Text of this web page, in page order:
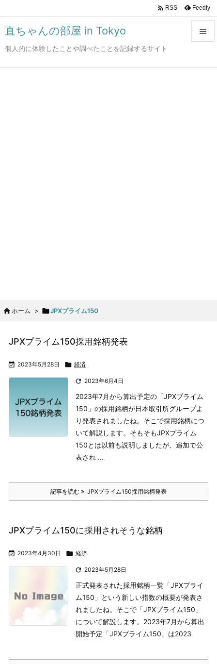
直ちゃんの部屋 in Tokyo
個人的に体験したことや調べたことを記録するサイト

 RSS Feedly
 ホーム > JPXプライム150
JPXプライム150採用銘柄発表
 2023年5月28日  経済
 2023年6月4日
2023年7月から算出予定の「JPXプライム
150」の採用銘柄が日本取引所グループよ
り発表されましたね。 そこで採用銘柄につ
いて解説します。 そもそもJPXプライム
150とは以前も説明しましたが、追加で公
表され ...
記事を読む JPXプライム150採用銘柄発表
JPXプライム150に採用されそうな銘柄
 2023年4月30日  経済
 2023年5月28日
正式発表された採用銘柄一覧「JPXプライ
ム150」という新しい指数の概要が発表さ
れましたね。そこで「JPXプライム150」
について解説します。 2023年7月から算出
開始予定 「JPXプライム150」は2023